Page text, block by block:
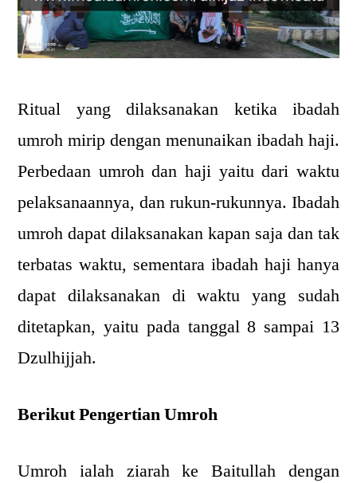
Ritual yang dilaksanakan ketika ibadah
umroh mirip dengan menunaikan ibadah haji.
Perbedaan umroh dan haji yaitu dari waktu
pelaksanaannya, dan rukun-rukunnya. Ibadah
umroh dapat dilaksanakan kapan saja dan tak
terbatas waktu, sementara ibadah haji hanya
dapat dilaksanakan di waktu yang sudah
ditetapkan, yaitu pada tanggal 8 sampai 13
Dzulhijjah.
Berikut Pengertian Umroh
Umroh ialah ziarah ke Baitullah dengan